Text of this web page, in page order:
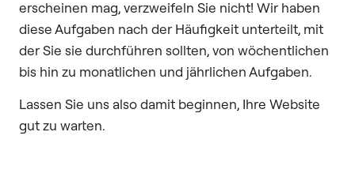
erscheinen mag, verzweifeln Sie nicht! Wir haben
diese Aufgaben nach der Häufigkeit unterteilt, mit
der Sie sie durchführen sollten, von wöchentlichen
bis hin zu monatlichen und jährlichen Aufgaben.
Lassen Sie uns also damit beginnen, Ihre Website
gut zu warten.